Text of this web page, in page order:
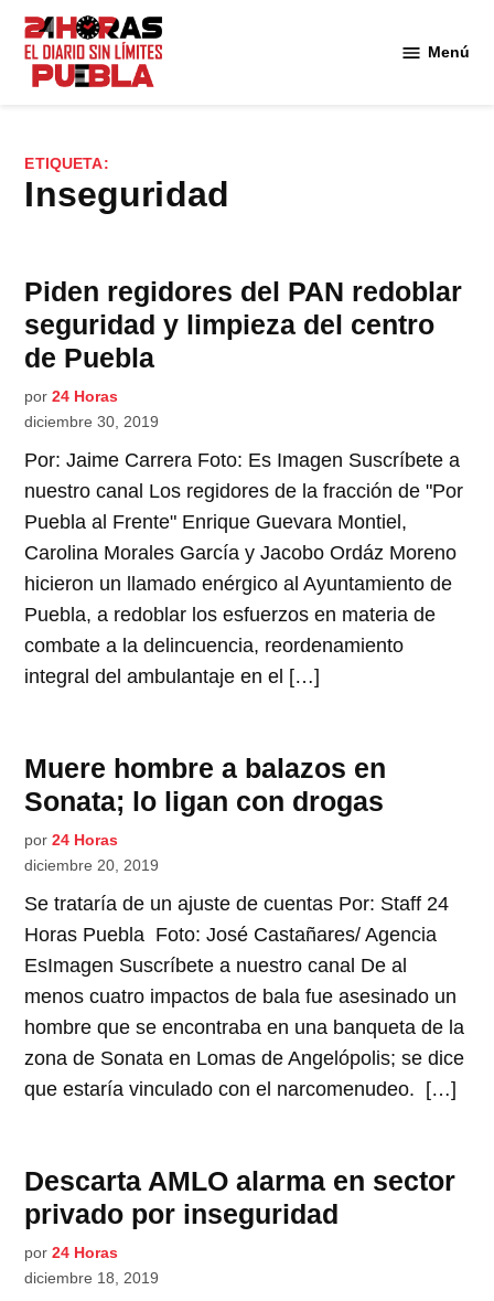
Saltar
contenido
Menú
ETIQUETA:
inseguridad
Piden regidores del PAN redoblar
seguridad y limpieza del centro
de Puebla
por 24 Horas
diciembre 30, 2019
Por: Jaime Carrera Foto: Es Imagen Suscríbete a
nuestro canal Los regidores de la fracción de "Por
Puebla al Frente" Enrique Guevara Montiel,
Carolina Morales García y Jacobo Ordáz Moreno
hicieron un llamado enérgico al Ayuntamiento de
Puebla, a redoblar los esfuerzos en materia de
combate a la delincuencia, reordenamiento
integral del ambulantaje en el […]
Muere hombre a balazos en
Sonata; lo ligan con drogas
por 24 Horas
diciembre 20, 2019
Se trataría de un ajuste de cuentas Por: Staff 24
Horas Puebla Foto: José Castañares/ Agencia
EsImagen Suscríbete a nuestro canal De al
menos cuatro impactos de bala fue asesinado un
hombre que se encontraba en una banqueta de la
zona de Sonata en Lomas de Angelópolis; se dice
que estaría vinculado con el narcomenudeo. […]
Descarta AMLO alarma en sector
privado por inseguridad
por 24 Horas
diciembre 18, 2019